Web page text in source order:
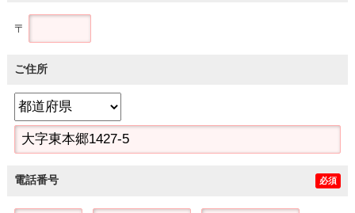
〒
ご住所
電話番号 必須